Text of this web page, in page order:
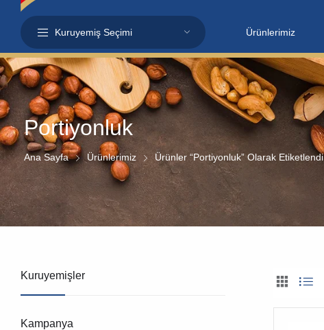
Kuruyemiş Seçimi Ürünlerimiz
Portiyonluk
Ana Sayfa Ürünlerimiz Ürünler “Portiyonluk” Olarak Etiketlendi
Kuruyemişler
Kampanya